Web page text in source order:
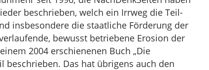
beschrieben, welch ein Irrweg die Teil-
insbesondere die staatliche Förderung der
bewusst betriebene Erosion der
2004 erschienenen Buch „Die
beschrieben. Das hat übrigens auch den